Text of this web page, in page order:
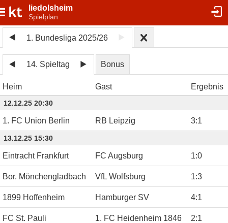
liedolsheim
Spielplan
1. Bundesliga 2025/26
14. Spieltag Bonus
Heim Gast Ergebnis
12.12.25 20:30
1. FC Union Berlin RB Leipzig 3:1
13.12.25 15:30
Eintracht Frankfurt FC Augsburg 1:0
Bor. Mönchengladbach VfL Wolfsburg 1:3
1899 Hoffenheim Hamburger SV 4:1
FC St. Pauli 1. FC Heidenheim 1846 2:1